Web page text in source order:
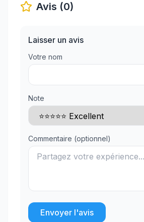
Avis (0)
Laisser un avis
Votre nom
Note
Commentaire (optionnel)
Envoyer l'avis